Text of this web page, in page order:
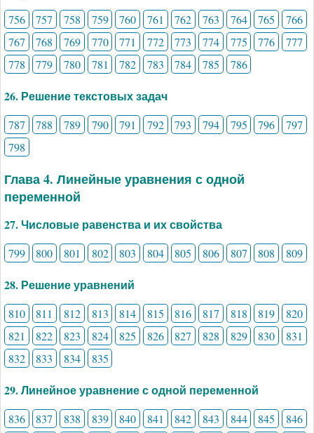
756 757 758 759 760 761 762 763 764 765
766
767
768 769 770 771 772 773 774 775 776
777
778
779 780 781 782 783 784 785 786
26. Решение текстовых задач
787 788 789 790 791 792 793 794 795 796
797
798
Глава 4. Линейные уравнения с одной
переменной
27. Числовые равенства и их свойства
799 800 801 802 803 804 805 806 807 808 809
28. Решение уравнений
810 811 812 813 814 815 816 817 818 819
820
821
822 823 824 825 826 827 828 829 830
831
832
833 834 835
29. Линейное уравнение с одной переменной
836 837 838 839 840 841 842 843 844 845
846